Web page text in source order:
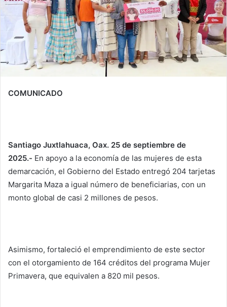
COMUNICADO
Santiago Juxtlahuaca, Oax. 25 de septiembre de
2025.- En apoyo a la economía de las mujeres de esta
demarcación, el Gobierno del Estado entregó 204 tarjetas
Margarita Maza a igual número de beneficiarias, con un
monto global de casi 2 millones de pesos.
Asimismo, fortaleció el emprendimiento de este sector
con el otorgamiento de 164 créditos del programa Mujer
Primavera, que equivalen a 820 mil pesos.